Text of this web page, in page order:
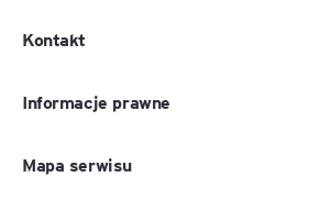
Kontakt
Informacje prawne
Mapa serwisu